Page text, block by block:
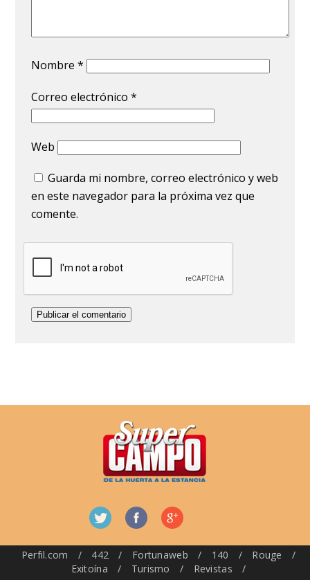
Nombre*
Correo electrónico*
Web
Guarda mi nombre, correo electrónico y web
en este navegador para la próxima vez que
comente.
Perfil.com / 442 / Fortunaweb / 140 / Rouge
/
Exitoína
/ Turismo / Revistas
/